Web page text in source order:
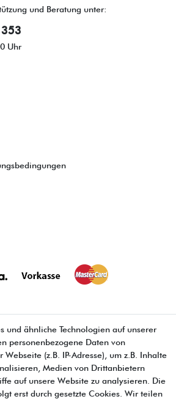
und Beratung unter:
Uhr
ich die Daten­schutz­erklärunggelesen habe. Meine
widerrufen.**
und ähnliche Technologien auf unserer
personenbezogene Daten von
Webseite (z.B. IP-Adresse), um z.B. Inhalte
Medien von Drittanbietern
auf unsere Website zu analysieren. Die
erst durch gesetzte Cookies. Wir teilen